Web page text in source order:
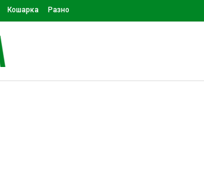
Кошарка Разно